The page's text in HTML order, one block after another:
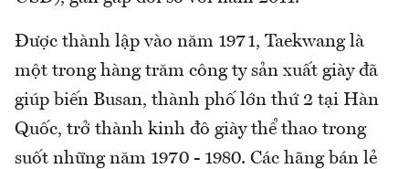
Được thành lập vào năm 1971, Taekwang là
một trong hàng trăm công ty sản xuất giày đã
giúp biến Busan, thành phố lớn thứ 2 tại Hàn
Quốc, trở thành kinh đô giày thể thao trong
suốt những năm 1970 - 1980. Các hãng bán lẻ